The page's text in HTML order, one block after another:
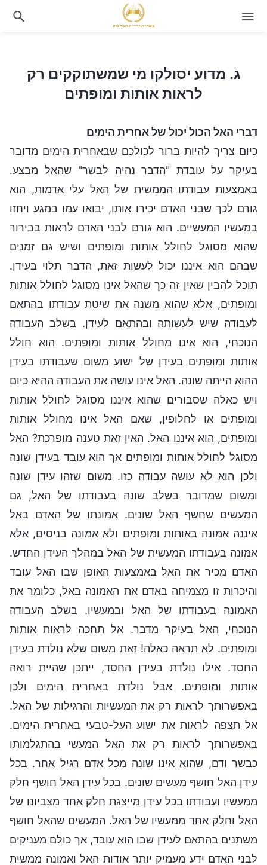
ג. מדוע יסולקו מי שמשתוקקים רק לראות אותות ומופתים
ג. מדוע יסולקו מי שמשתוקקים רק
לראות אותות ומופתים
דברי האל הכול יכול של אחרית הימים
כיום צריך להיות ברור לכולכם שבאחרית הימים מדובר
בעיקר על עובדת "הדבר נהיה לבשר" שהאל מבצע.
באמצעות עבודתו הממשית של האל עלי אדמות, הוא
גורם לכך שבני האדם יכירו אותו, יבואו עמו במגע ויחזו
במעשיו המעשיים. הוא גורם לבני האדם לראות בבירור
שהוא מסוגל לחולל אותות ומופתים ושיש גם זמנים
שבהם הוא איננו יכול לעשות זאת, הדבר תלוי בעידן.
תוכל להבין שאין זה כך שהאל אינו מסוגל לחולל אותות
ומופתים, אלא שהוא משנה את שיטת עבודתו בהתאם
לעבודה שיש לעשותה ובהתאם לעידן. בשלב העבודה
הנוכחי, הוא אינו מחולל אותות ומופתים. הוא חולל
אותות ומופתים בעידן של ישוע משום שעבודתו בעידן
ההוא הייתה שונה. האל אינו עושה את העבודה ההיא כיום
ויש כאלה שסבורים שהוא איננו מסוגל לחולל אותות
ומופתים או לחלופין, שאם האל אינו מחולל אותות
ומופתים, הוא איננו האל. האין זאת טענה מופרכת? האל
מסוגל לחולל אותות ומופתים אך הוא עובד בעידן שונה
ולכן הוא לא עושה עבודה כזו. משום שזהו עידן שונה
ומשום שמדובר בשלב שונה בעבודתו של האל, גם
המעשים שחשף האל שונים. אמונתו של האדם באל
איננה אמונה באותות ומופתים ולא אמונה בניסים, אלא
אמונה בעבודתו המעשית של האל במהלך העידן החדש.
האדם מכיר את האל באמצעות האופן שבו האל עובד
והיכרות זו מצמיחה באדם את האמונה באל, כלומר את
האמונה בעבודתו של האל ובמעשיו. בשלב העבודה
הנוכחי, האל בעיקר מדבר. אל תחכה לראות אותות
ומופתים. לא תראה כאלה! זאת משום שלא נולדת בעידן
החסד. אילו נולדת בעידן החסד, ייתכן שהיית רואה
אותות ומופתים. אבל נולדת באחרית הימים ולכן
באפשרותך לראות רק את המעשיות והרגילות של האל.
אל תצפה לראות את ישוע העל-טבעי באחרית הימים.
באפשרותך לראות רק את האל המעשי בהתגלמותו
כבשר ודם, שהוא אינו שונה מכל אדם רגיל אחר. בכל
עידן האל חושף מעשים שונים. בכל עידן האל חושף חלק
ממעשיו ועבודתו בכל עידן מייצגת חלק אחד מצביונו של
האל וחלק אחד ממעשיו של האל. המעשים שהאל חושף
משתנים בהתאם לעידן שבו הוא עובד, אך כולם מעניקים
לבני האדם ידע מעמיק יותר אודות האל ואמונה ממשית